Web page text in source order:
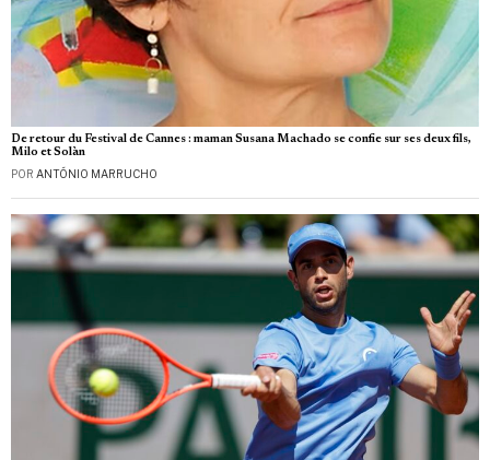
De retour du Festival de Cannes : maman Susana Machado se confie sur ses deux fils,
Milo et Solàn
POR ANTÓNIO MARRUCHO